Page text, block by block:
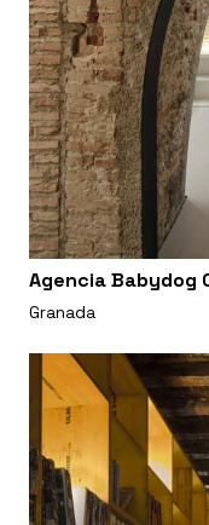
Agencia Babydog
Granada